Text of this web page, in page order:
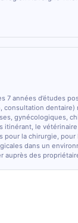
7 années d’études
consultation dentaire)
gynécologiques,
itinérant, le
pour la chirurgie,
dans un
des